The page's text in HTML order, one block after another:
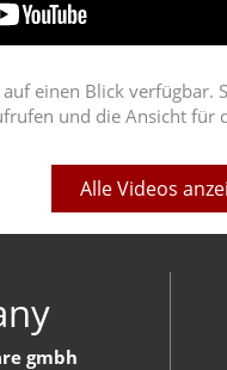
einen Blick
und die Ansicht
Alle Videos
gmbh